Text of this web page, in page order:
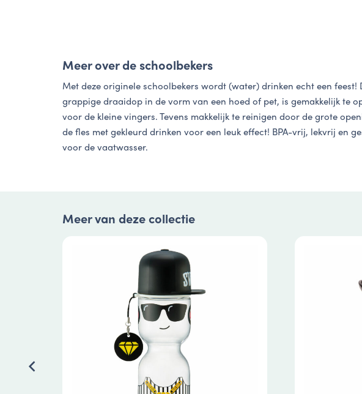
Meer over de schoolbekers
Met deze originele schoolbekers wordt (water) drinken echt een feest!
grappige draaidop in de vorm van een hoed of pet, is gemakkelijk te
voor de kleine vingers. Tevens makkelijk te reinigen door de grote
de fles met gekleurd drinken voor een leuk effect! BPA-vrij, lekvrij en
voor de vaatwasser.
Meer van deze collectie